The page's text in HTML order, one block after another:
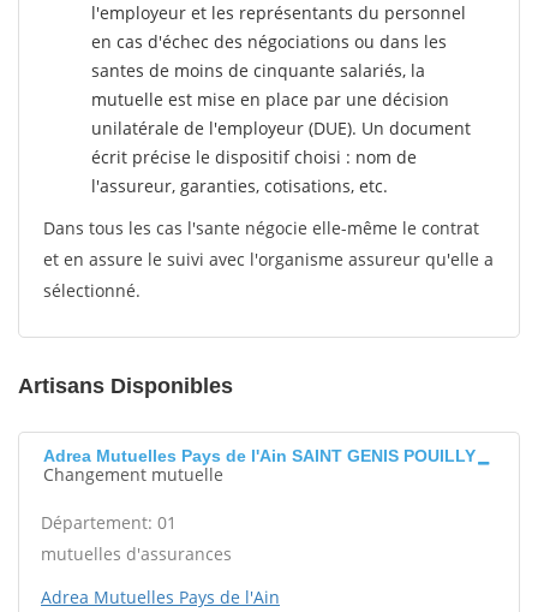
l'employeur et les représentants du personnel
en cas d'échec des négociations ou dans les
santes de moins de cinquante salariés, la
mutuelle est mise en place par une décision
unilatérale de l'employeur (DUE). Un document
écrit précise le dispositif choisi : nom de
l'assureur, garanties, cotisations, etc.
Dans tous les cas l'sante négocie elle-même le contrat
et en assure le suivi avec l'organisme assureur qu'elle a
sélectionné.
Artisans Disponibles
Adrea Mutuelles Pays de l'Ain SAINT GENIS POUILLY
Changement mutuelle
Département: 01
mutuelles d'assurances
Adrea Mutuelles Pays de l'Ain